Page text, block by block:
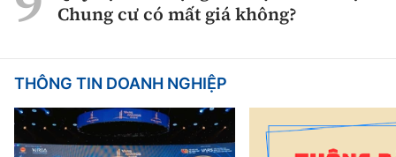
Chung cư có mất giá không?
THÔNG TIN DOANH NGHIỆP